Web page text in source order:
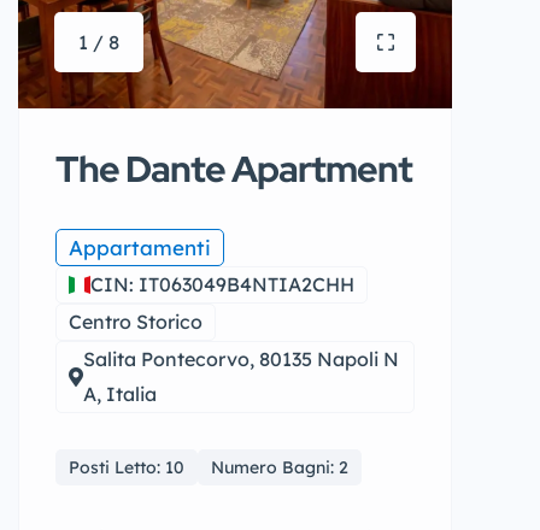
1 / 8
The Dante Apartment
Appartamenti
CIN: IT063049B4NTIA2CHH
Centro Storico
Salita Pontecorvo, 80135 Napoli N
A, Italia
Posti Letto: 10 Numero Bagni: 2